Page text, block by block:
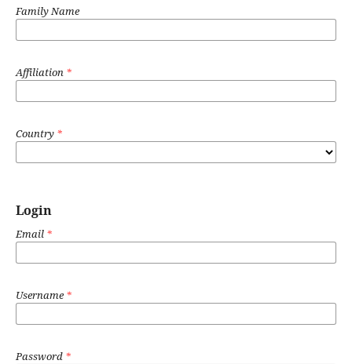
Family Name
Affiliation *
Country *
Login
Email *
Username*
Password *